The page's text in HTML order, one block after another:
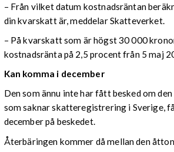
– Från vilket datum kostnadsräntan
din kvarskatt är, meddelar Skatteverket.
– På kvarskatt som är högst 30 000
kostnadsränta på 2,5 procent från 5 maj
Kan komma i december
Den som ännu inte har fått besked om
som saknar skatteregistrering i Sverige,
december på beskedet.
Återbäringen kommer då mellan den